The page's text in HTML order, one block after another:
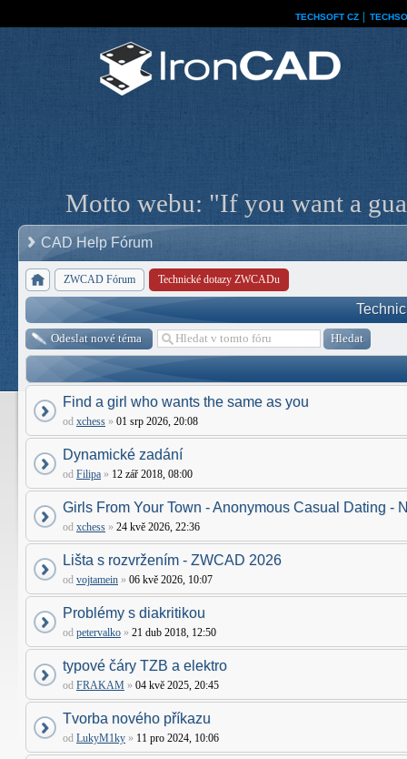
TECHSOFT CZ
Motto webu: "If you want a
CAD Help Fórum
ZWCAD Fórum Technické dotazy ZWCADu
Odeslat nové téma
Find a girl who wants the same as you
od xchess » 01 srp 2026, 20:08
Dynamické zadání
od Filipa » 12 zář 2018, 08:00
Girls From Your Town - Anonymous Casual Dating -
od xchess » 24 kvě 2026, 22:36
Lišta s rozvržením - ZWCAD 2026
od vojtamein » 06 kvě 2026, 10:07
Problémy s diakritikou
od petervalko » 21 dub 2018, 12:50
typové čáry TZB a elektro
od FRAKAM » 04 kvě 2025, 20:45
Tvorba nového příkazu
od LukyM1ky » 11 pro 2024, 10:06